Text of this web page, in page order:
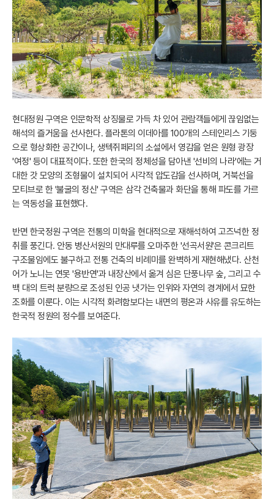
현대정원 구역은 인문학적 상징물로 가득 차 있어 관람객들에게 끊임없는
해석의 즐거움을 선사한다. 플라톤의 이데아를 100개의 스테인리스 기둥
으로 형상화한 공간이나, 생텍쥐페리의 소설에서 영감을 얻은 원형 광장
'여정' 등이 대표적이다. 또한 한국의 정체성을 담아낸 '선비의 나라'에는 거
대한 갓 모양의 조형물이 설치되어 시각적 압도감을 선사하며, 거북선을
모티브로 한 '불굴의 정신' 구역은 삼각 건축물과 화단을 통해 파도를 가르
는 역동성을 표현했다.
반면 한국정원 구역은 전통의 미학을 현대적으로 재해석하여 고즈넉한 정
취를 풍긴다. 안동 병산서원의 만대루를 오마주한 '선곡서원'은 콘크리트
구조물임에도 불구하고 전통 건축의 비례미를 완벽하게 재현해냈다. 산천
어가 노니는 연못 '용반연'과 내장산에서 옮겨 심은 단풍나무 숲, 그리고 수
백 대의 트럭 분량으로 조성된 인공 냇가는 인위와 자연의 경계에서 묘한
조화를 이룬다. 이는 시각적 화려함보다는 내면의 평온과 사유를 유도하는
한국적 정원의 정수를 보여준다.